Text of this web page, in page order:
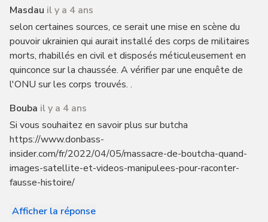
Masdau il y a 4 ans
selon certaines sources, ce serait une mise en scène du
pouvoir ukrainien qui aurait installé des corps de militaires
morts, rhabillés en civil et disposés méticuleusement en
quinconce sur la chaussée. A vérifier par une enquête de
l'ONU sur les corps trouvés. .
Bouba il y a 4 ans
Si vous souhaitez en savoir plus sur butcha
https://www.donbass-
insider.com/fr/2022/04/05/massacre-de-boutcha-quand-
images-satellite-et-videos-manipulees-pour-raconter-
fausse-histoire/
Afficher la réponse